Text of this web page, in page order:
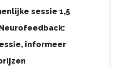
sessie 1,5
informeer